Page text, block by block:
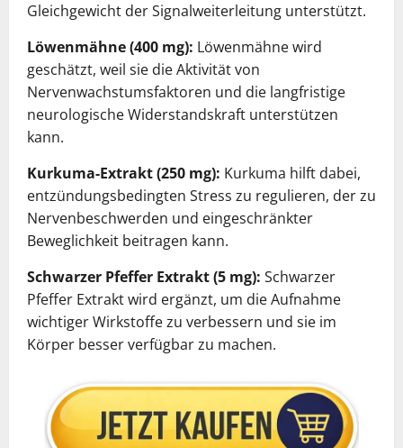
Gleichgewicht der Signalweiterleitung unterstützt.
Löwenmähne (400 mg): Löwenmähne wird
geschätzt, weil sie die Aktivität von
Nervenwachstumsfaktoren und die langfristige
neurologische Widerstandskraft unterstützen
kann.
Kurkuma-Extrakt (250 mg): Kurkuma hilft dabei,
entzündungsbedingten Stress zu regulieren, der zu
Nervenbeschwerden und eingeschränkter
Beweglichkeit beitragen kann.
Schwarzer Pfeffer Extrakt (5 mg): Schwarzer
Pfeffer Extrakt wird ergänzt, um die Aufnahme
wichtiger Wirkstoffe zu verbessern und sie im
Körper besser verfügbar zu machen.